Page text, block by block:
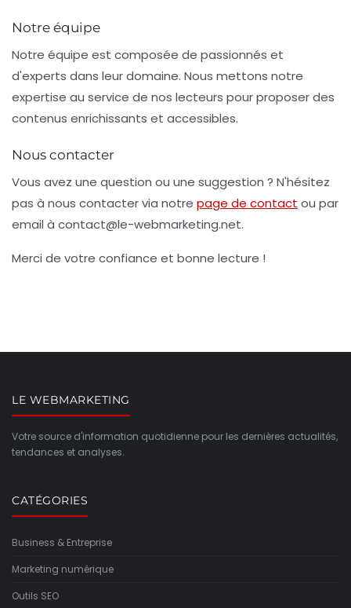
Notre équipe
Notre équipe est composée de passionnés et
d'experts dans leur domaine. Nous mettons notre
expertise au service de nos lecteurs pour proposer des
contenus enrichissants et accessibles.
Nous contacter
Vous avez une question ou une suggestion ? N'hésitez
pas à nous contacter via notre page de contact ou par
email à contact@le-webmarketing.net.
Merci de votre confiance et bonne lecture !
LE WEBMARKETING
Votre source d'information quotidienne pour les dernières actualités,
tendances et analyses.
CATÉGORIES
Business & Entreprise
Marketing numérique
Outils SEO